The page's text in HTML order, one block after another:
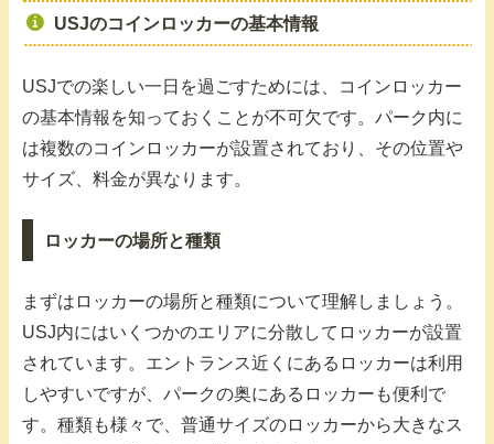
USJのコインロッカーの基本情報
USJでの楽しい一日を過ごすためには、コインロッカー
の基本情報を知っておくことが不可欠です。パーク内に
は複数のコインロッカーが設置されており、その位置や
サイズ、料金が異なります。
ロッカーの場所と種類
まずはロッカーの場所と種類について理解しましょう。
USJ内にはいくつかのエリアに分散してロッカーが設置
されています。エントランス近くにあるロッカーは利用
しやすいですが、パークの奥にあるロッカーも便利で
す。種類も様々で、普通サイズのロッカーから大きなス